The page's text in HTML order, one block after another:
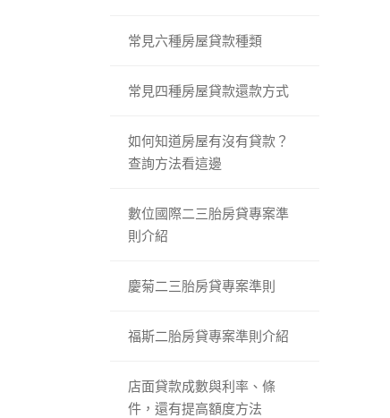
常見六種房屋貸款種類
常見四種房屋貸款還款方式
如何知道房屋有沒有貸款？
查詢方法看這邊
數位國際二三胎房貸專案準
則介紹
慶菊二三胎房貸專案準則
福斯二胎房貸專案準則介紹
店面貸款成數與利率、條
件，還有提高額度方法